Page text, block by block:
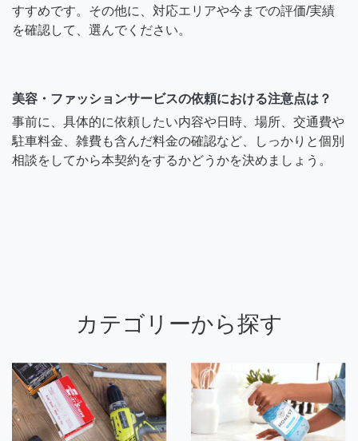
すすめです。その他に、対応エリアや今までの評価/実績
を確認して、選んでください。
美容・ファッションサービスの依頼における注意点は？
事前に、具体的に依頼したい内容や日時、場所、交通費や
駐車料金、雑費も含んだ料金の確認など、しっかりと個別
相談をしてから本契約をするかどうかを決めましょう。
カテゴリーから探す